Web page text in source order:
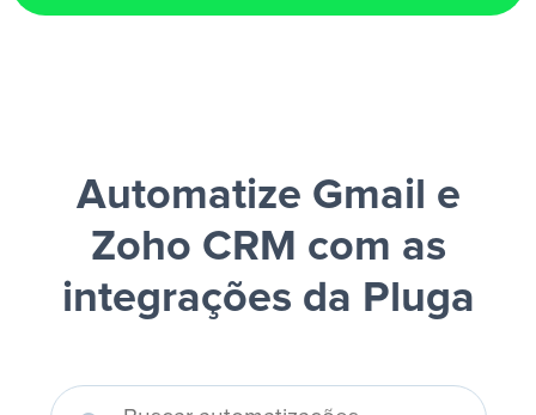
Automatize Gmail e
Zoho CRM com as
integrações da Pluga